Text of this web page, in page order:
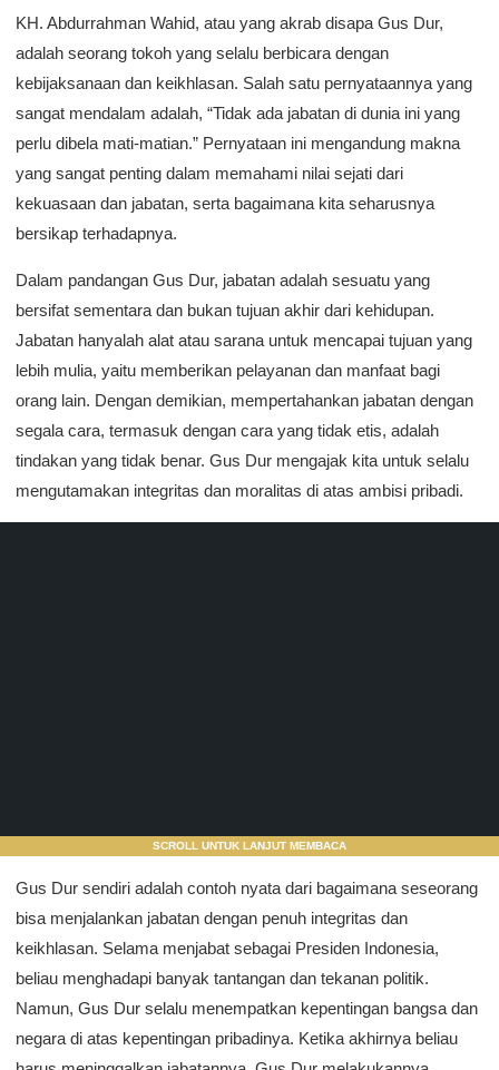
KH. Abdurrahman Wahid, atau yang akrab disapa Gus Dur,
adalah seorang tokoh yang selalu berbicara dengan
kebijaksanaan dan keikhlasan. Salah satu pernyataannya yang
sangat mendalam adalah, “Tidak ada jabatan di dunia ini yang
perlu dibela mati-matian.” Pernyataan ini mengandung makna
yang sangat penting dalam memahami nilai sejati dari
kekuasaan dan jabatan, serta bagaimana kita seharusnya
bersikap terhadapnya.
Dalam pandangan Gus Dur, jabatan adalah sesuatu yang
bersifat sementara dan bukan tujuan akhir dari kehidupan.
Jabatan hanyalah alat atau sarana untuk mencapai tujuan yang
lebih mulia, yaitu memberikan pelayanan dan manfaat bagi
orang lain. Dengan demikian, mempertahankan jabatan dengan
segala cara, termasuk dengan cara yang tidak etis, adalah
tindakan yang tidak benar. Gus Dur mengajak kita untuk selalu
mengutamakan integritas dan moralitas di atas ambisi pribadi.
SCROLL UNTUK LANJUT MEMBACA
Gus Dur sendiri adalah contoh nyata dari bagaimana seseorang
bisa menjalankan jabatan dengan penuh integritas dan
keikhlasan. Selama menjabat sebagai Presiden Indonesia,
beliau menghadapi banyak tantangan dan tekanan politik.
Namun, Gus Dur selalu menempatkan kepentingan bangsa dan
negara di atas kepentingan pribadinya. Ketika akhirnya beliau